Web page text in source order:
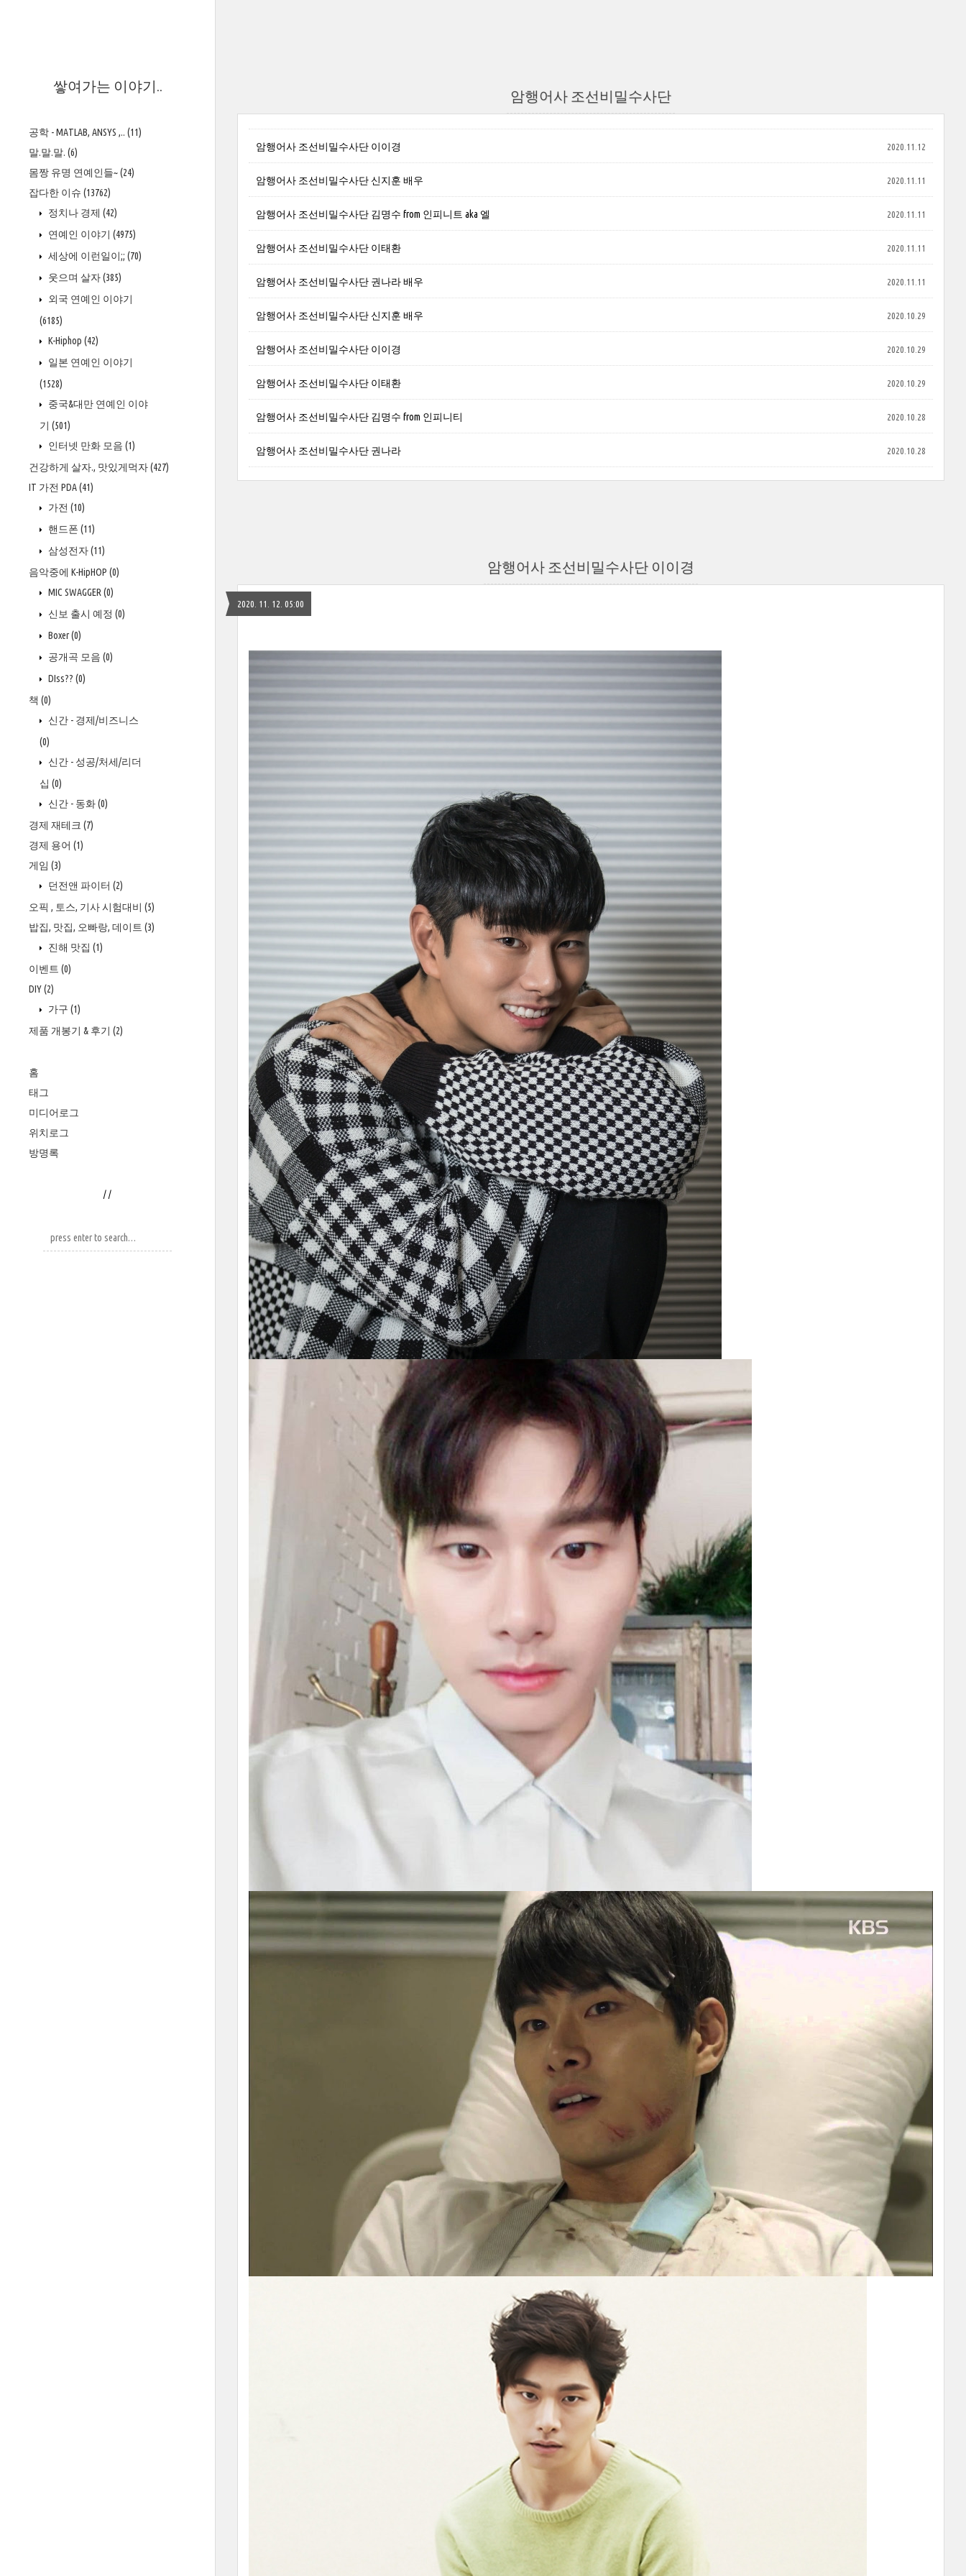
쌓여가는 이야기..
공학 - MATLAB, ANSYS ,.. (11)
말.말.말. (6)
몸짱 유명 연예인들~(24)
잡다한 이슈 (13762)
정치나 경제 (42)
연예인 이야기 (4975)
세상에 이런일이;; (70)
웃으며 살자(385)
외국 연예인 이야기
(6185)
K-Hiphop (42)
일본 연예인 이야기
(1528)
중국&대만 연예인 이야
기 (501)
인터넷 만화 모음 (1)
건강하게 살자., 맛있게먹자(427)
IT 가전 PDA(41)
가전 (10)
핸드폰 (11)
삼성전자(11)
음악중에 K-HipHOP (0)
MIC SWAGGER (0)
신보 출시 예정 (0)
Boxer(0)
공개곡 모음 (0)
DIss?? (0)
책 (0)
신간 - 경제/비즈니스
(0)
신간 - 성공/처세/리더
십 (0)
신간 - 동화(0)
경제 재테크 (7)
경제 용어 (1)
게임 (3)
던전앤 파이터 (2)
오픽 , 토스, 기사 시험대비 (5)
밥집, 맛집, 오빠랑, 데이트 (3)
진해 맛집 (1)
이벤트 (0)
DIY(2)
가구 (1)
제품 개봉기 & 후기 (2)
홈
태그
미디어로그
위치로그
방명록
/ /
암행어사 조선비밀수사단
암행어사 조선비밀수사단 이이경 2020.11.12
암행어사 조선비밀수사단 신지훈 배우 2020.11.11
암행어사 조선비밀수사단 김명수 from 인피니트 aka 엘 2020.11.11
암행어사 조선비밀수사단 이태환 2020.11.11
암행어사 조선비밀수사단 권나라 배우 2020.11.11
암행어사 조선비밀수사단 신지훈 배우 2020.10.29
암행어사 조선비밀수사단 이이경 2020.10.29
암행어사 조선비밀수사단 이태환 2020.10.29
암행어사 조선비밀수사단 김명수 from 인피니티 2020.10.28
암행어사 조선비밀수사단 권나라 2020.10.28
암행어사 조선비밀수사단 이이경
2020. 11. 12. 05:00